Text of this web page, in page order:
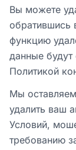
Вы можете
обратившись
функцию
данные будут
Политикой
Мы
удалить ваш
Условий,
требованию